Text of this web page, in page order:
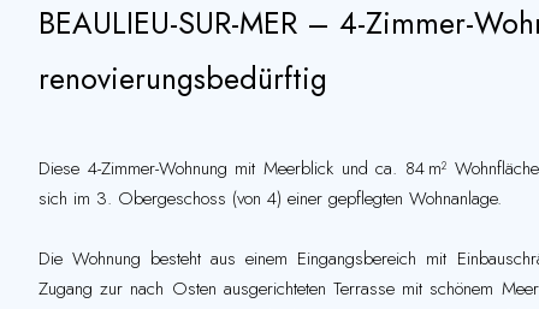
BEAULIEU-SUR-MER – 4-Zimmer-
renovierungsbedürftig
Diese 4-Zimmer-Wohnung mit Meerblick und ca. 84 m²
sich im 3. Obergeschoss (von 4) einer gepflegten Wohnanlage.
Die Wohnung besteht aus einem Eingangsbereich mit
Zugang zur nach Osten ausgerichteten Terrasse mit schönem